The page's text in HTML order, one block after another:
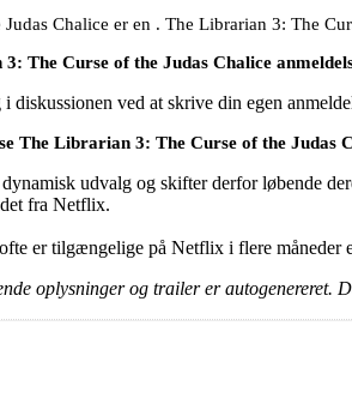
Chalice er en . The Librarian 3: The
The Curse of the Judas Chalice
diskussionen ved at skrive din egen
The Librarian 3: The Curse of the Judas
udvalg og skifter derfor løbende
fra Netflix.
er tilgængelige på Netflix i flere måneder
oplysninger og trailer er autogenereret.